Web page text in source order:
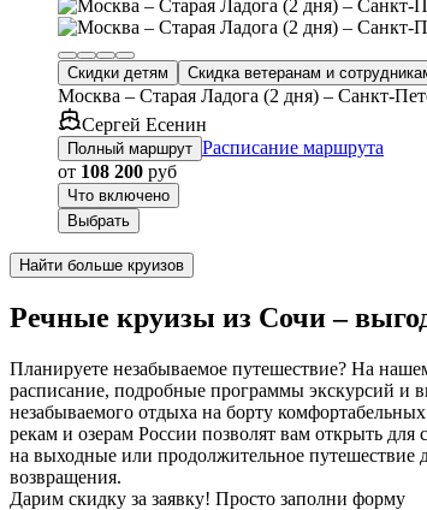
Скидки детям Скидка ветеранам и
Москва – Старая Ладога (2 дня) – Санкт-
Сергей Есенин
Полный маршрут Расписание маршрута
от 108 200 руб
Что включено
Выбрать
Найти больше круизов
Речные круизы из Сочи –
Планируете незабываемое путешествие? На
расписание, подробные программы экскурсий и
незабываемого отдыха на борту
рекам и озерам России позволят вам открыть
на выходные или продолжительное путешествие
возвращения.
Дарим скидку за заявку! Просто заполни форму